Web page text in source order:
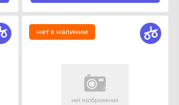
нет в наличии